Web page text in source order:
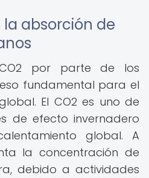
absorción de
por parte de los
fundamental para el
El CO2 es uno de
de efecto invernadero
global. A
la concentración de
debido a actividades